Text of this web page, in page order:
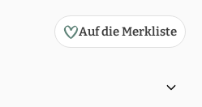
Auf die Merkliste